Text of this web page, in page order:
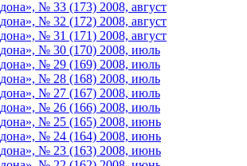
№ 33 (173) 2008, август
№ 32 (172) 2008, август
№ 31 (171) 2008, август
№ 30 (170) 2008, июль
№ 29 (169) 2008, июль
№ 28 (168) 2008, июль
№ 27 (167) 2008, июль
№ 26 (166) 2008, июль
№ 25 (165) 2008, июнь
№ 24 (164) 2008, июнь
№ 23 (163) 2008, июнь